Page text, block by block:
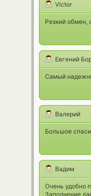
Victor
Резкий обмен,
Евгений
Самый
Валерий
Большое
Вадим
Очень удобно
Заполнение